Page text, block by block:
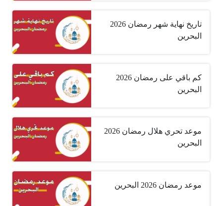
تاريخ نهاية شهر رمضان 2026
البحرين
كم باقي على رمضان 2026
البحرين
موعد تحري هلال رمضان 2026
البحرين
موعد رمضان 2026 البحرين